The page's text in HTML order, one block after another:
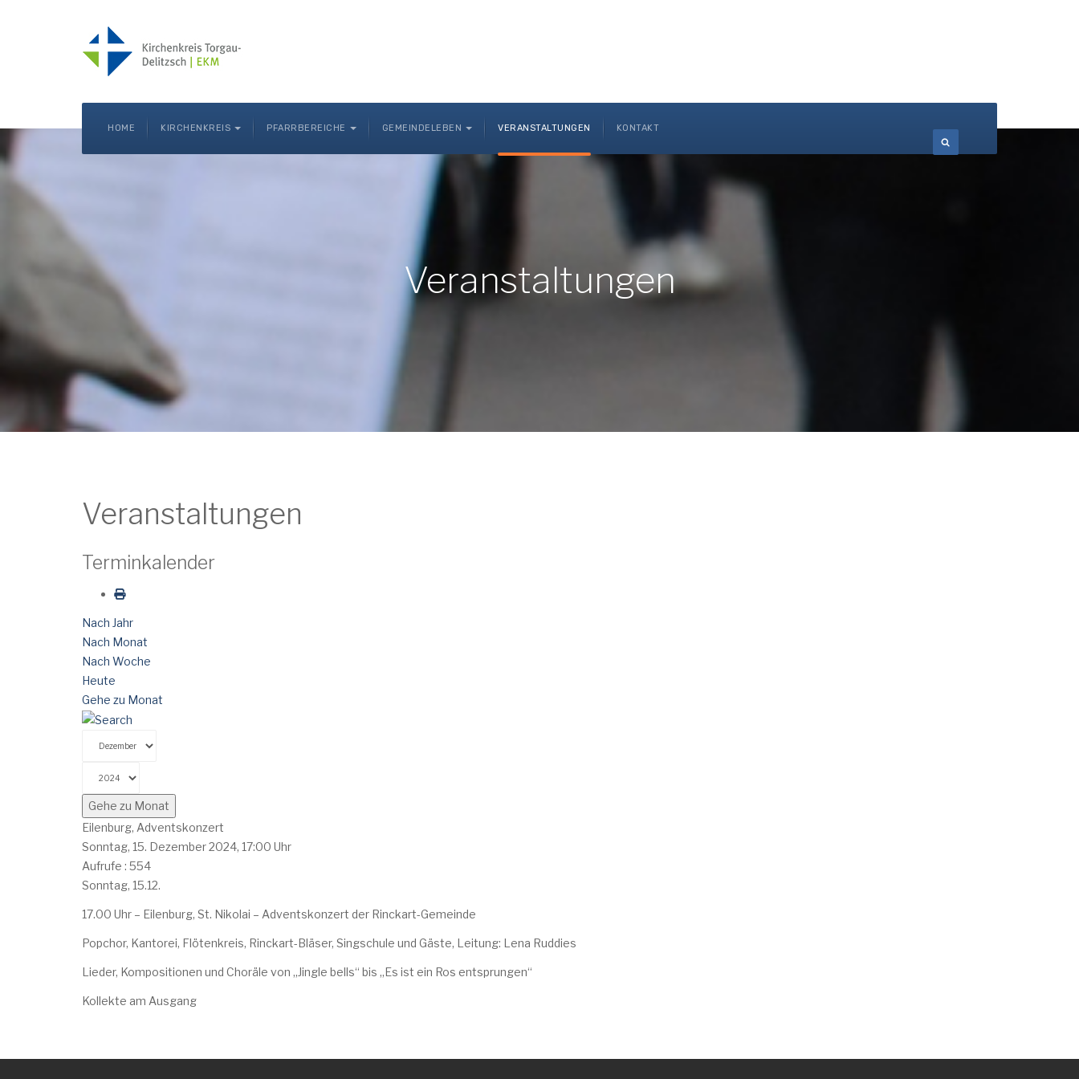
HOME KIRCHENKREIS PFARRBEREICHE GEMEINDELEBEN VERANSTALTUNGEN KONTAKT
Veranstaltungen
Veranstaltungen
Terminkalender
Nach Jahr
Nach Monat
Nach Woche
Heute
Gehe zu Monat
Gehe zu Monat
Eilenburg, Adventskonzert
Sonntag, 15. Dezember 2024, 17:00 Uhr
Aufrufe : 554
Sonntag, 15.12.
17.00 Uhr – Eilenburg, St. Nikolai – Adventskonzert der Rinckart-Gemeinde
Popchor, Kantorei, Flötenkreis, Rinckart-Bläser, Singschule und Gäste, Leitung: Lena Ruddies
Lieder, Kompositionen und Choräle von „Jingle bells“ bis „Es ist ein Ros entsprungen“
Kollekte am Ausgang